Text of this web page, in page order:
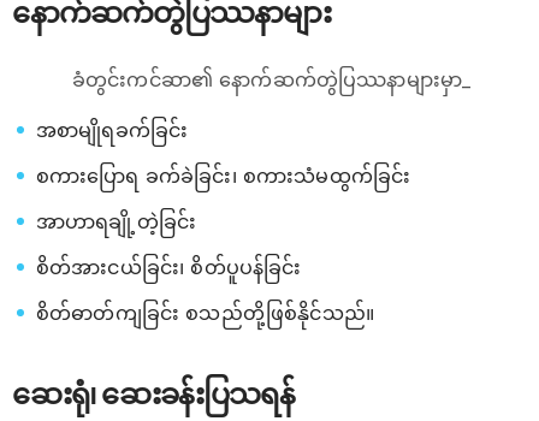
နောက်ဆက်တွဲပြဿနာများ
ခံတွင်းကင်ဆာ၏ နောက်ဆက်တွဲပြဿနာများမှာ_
အစာမျိုရခက်ခြင်း
စကားပြောရ ခက်ခဲခြင်း၊ စကားသံမထွက်ခြင်း
အာဟာရချို့တဲ့ခြင်း
စိတ်အားငယ်ခြင်း၊ စိတ်ပူပန်ခြင်း
စိတ်ဓာတ်ကျခြင်း စသည်တို့ဖြစ်နိုင်သည်။
ဆေးရုံ၊ ဆေးခန်းပြသရန်